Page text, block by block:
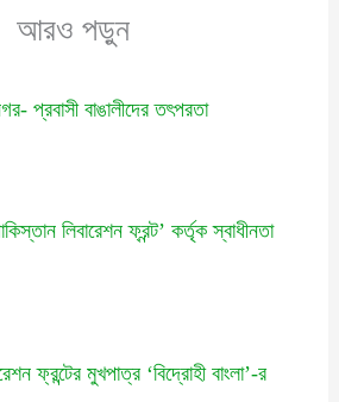
আরও পড়ুন
প্রবাসী বাঙালীদের তৎপরতা
লিবারেশন ফ্রন্ট’ কর্তৃক স্বাধীনতা
ফ্রন্টের মুখপাত্র ‘বিদ্রোহী বাংলা’-র